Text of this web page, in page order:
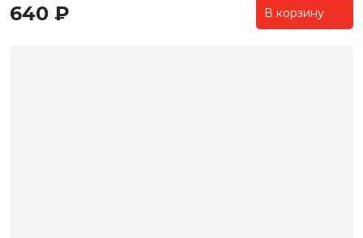
640 ₽ В корзину